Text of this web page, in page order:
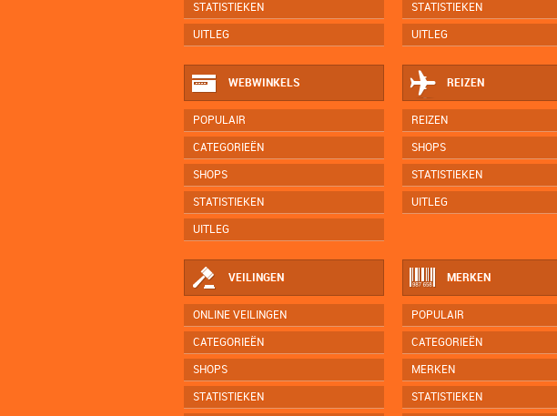
STATISTIEKEN
UITLEG
STATISTIEKEN
UITLEG
WEBWINKELS
POPULAIR
CATEGORIEËN
SHOPS
STATISTIEKEN
UITLEG
REIZEN
REIZEN
SHOPS
STATISTIEKEN
UITLEG
VEILINGEN
ONLINE VEILINGEN
CATEGORIEËN
SHOPS
STATISTIEKEN
MERKEN
POPULAIR
CATEGORIEËN
MERKEN
STATISTIEKEN